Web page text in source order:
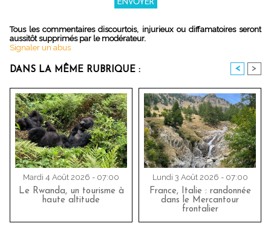
Tous les commentaires discourtois, injurieux ou diffamatoires seront
aussitôt supprimés par le modérateur.
Signaler un abus
DANS LA MÊME RUBRIQUE : < >
Mardi 4 Août 2026 - 07:00
Le Rwanda, un tourisme à
haute altitude
Lundi 3 Août 2026 - 07:00
France, Italie : randonnée
dans le Mercantour
frontalier